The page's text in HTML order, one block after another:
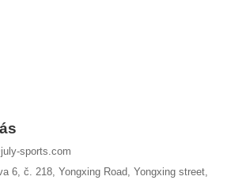
sports.com
6, č. 218, Yongxing Road, Yongxing street,